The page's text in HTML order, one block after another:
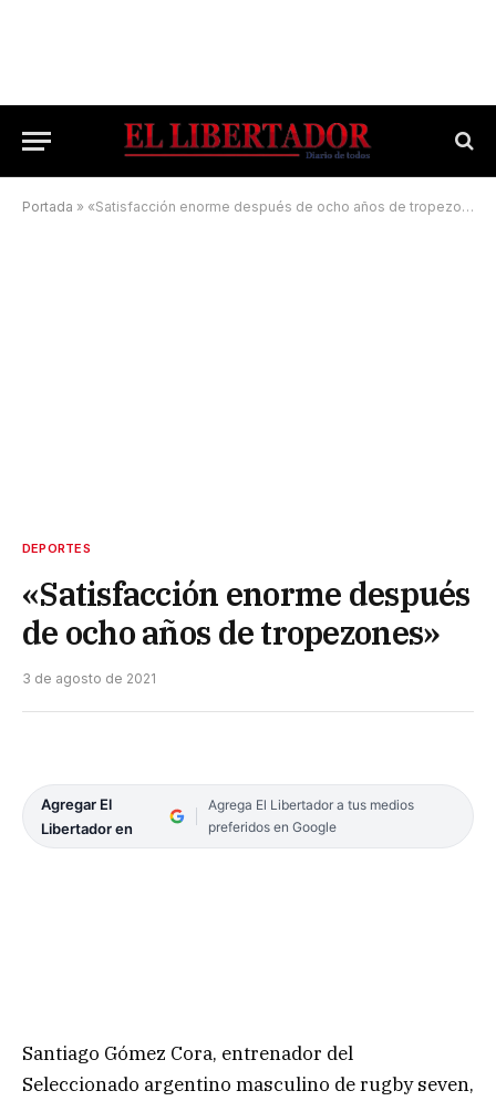
Portada » «Satisfacción enorme después de ocho años de tropezones»
DEPORTES
«Satisfacción enorme después
de ocho años de tropezones»
3 de agosto de 2021
Agregar El
Libertador en
Agrega El Libertador a tus medios
preferidos en Google
Santiago Gómez Cora, entrenador del
Seleccionado argentino masculino de rugby seven,